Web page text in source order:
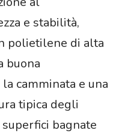
e stabilità,
polietilene di alta
buona
camminata e una
tipica degli
bagnate